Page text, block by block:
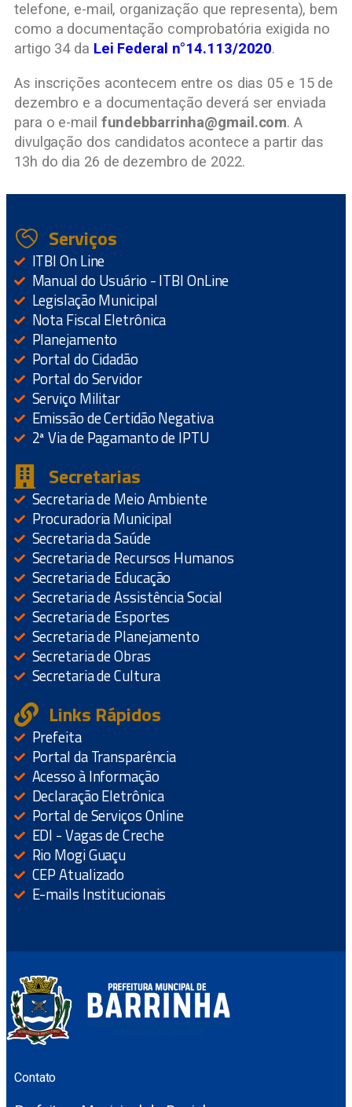
telefone, e-mail, organização que representa), bem
como a documentação comprobatória exigida no
artigo 34 da Lei Federal n°14.113/2020.
As inscrições acontecem entre os dias 05 e 15 de
dezembro e a documentação deverá ser enviada
para o e-mail fundebbarrinha@gmail.com. A
divulgação dos candidatos acontece a partir das
13h do dia 26 de dezembro de 2022.
Serviços
ITBI On Line
Manual do Usuário - ITBI OnLine
Legislação Municipal
Nota Fiscal Eletrônica
Planejamento
Portal do Cidadão
Portal do Servidor
Serviço Militar
Emissão de Certidão Negativa
2ª Via de Pagamanto de IPTU
Secretarias
Secretaria de Meio Ambiente
Procuradoria Municipal
Secretaria da Saúde
Secretaria de Recursos Humanos
Secretaria de Educação
Secretaria de Assistência Social
Secretaria de Esportes
Secretaria de Planejamento
Secretaria de Obras
Secretaria de Cultura
Links Rápidos
Prefeita
Portal da Transparência
Acesso à Informação
Declaração Eletrônica
Portal de Serviços Online
EDI - Vagas de Creche
Rio Mogi Guaçu
CEP Atualizado
E-mails Institucionais
Contato